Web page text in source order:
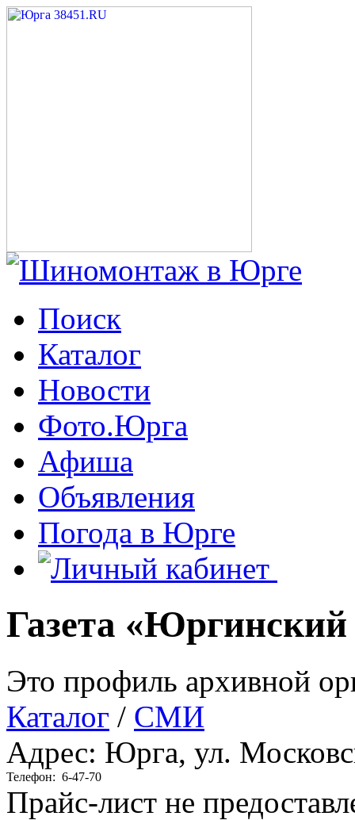
Поиск
Каталог
Новости
Фото.Юрга
Афиша
Объявления
Погода в Юрге
Газета «Юргинский
Это профиль архивной
Каталог / СМИ
Адрес: Юрга, ул.
Телефон: 6-47-70
Прайс-лист не